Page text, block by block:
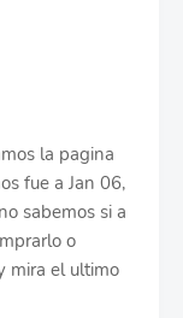
la pagina
fue a Jan 06,
sabemos si a
o
mira el ultimo